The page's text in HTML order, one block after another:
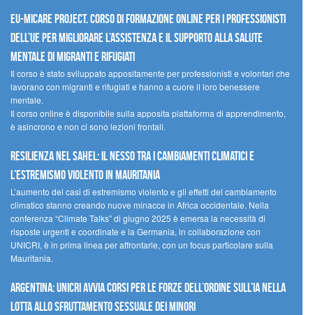
EU-MiCare Project. Corso di formazione online per i professionisti
dell’UE per migliorare l’assistenza e il supporto alla salute
mentale di migranti e rifugiati
Il corso è stato sviluppato appositamente per professionisti e volontari che
lavorano con migranti e rifugiati e hanno a cuore il loro benessere
mentale.
Il corso online è disponibile sulla apposita piattaforma di apprendimento,
è asincrono e non ci sono lezioni frontali.
Resilienza nel Sahel: il nesso tra i cambiamenti climatici e
l’estremismo violento in Mauritania
L’aumento dei casi di estremismo violento e gli effetti del cambiamento
climatico stanno creando nuove minacce in Africa occidentale. Nella
conferenza “Climate Talks” di giugno 2025 è emersa la necessità di
risposte urgenti e coordinate e la Germania, in collaborazione con
UNICRI, è in prima linea per affrontarle, con un focus particolare sulla
Mauritania.
Argentina: UNICRI avvia corsi per le forze dell’ordine sull’IA nella
lotta allo sfruttamento sessuale dei minori